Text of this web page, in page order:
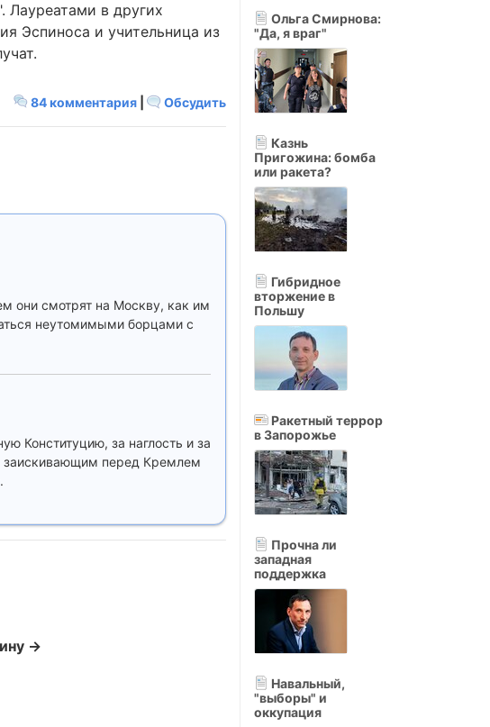
в других
Эспиноса и учительница из
84 комментария Обсудить
они смотрят на Москву, как им
неутомимыми борцами с
Конституцию, за наглость и за
заискивающим перед Кремлем
→
Ольга Смирнова:
"Да, я враг"
Казнь
Пригожина: бомба
или ракета?
Гибридное
вторжение в
Польшу
Ракетный террор
в Запорожье
Прочна ли
западная
поддержка
Навальный,
"выборы" и
оккупация